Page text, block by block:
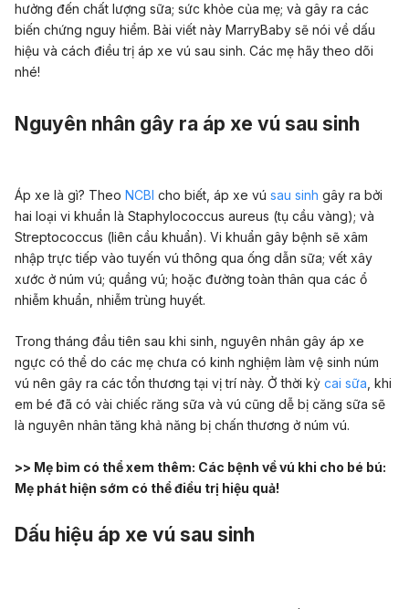
hưởng đến chất lượng sữa; sức khỏe của mẹ; và gây ra các
biến chứng nguy hiểm. Bài viết này MarryBaby sẽ nói về dấu
hiệu và cách điều trị áp xe vú sau sinh. Các mẹ hãy theo dõi
nhé!
Nguyên nhân gây ra áp xe vú sau sinh
Áp xe là gì? Theo NCBI cho biết, áp xe vú sau sinh gây ra bởi
hai loại vi khuẩn là Staphylococcus aureus (tụ cầu vàng); và
Streptococcus (liên cầu khuẩn). Vi khuẩn gây bệnh sẽ xâm
nhập trực tiếp vào tuyến vú thông qua ống dẫn sữa; vết xây
xước ở núm vú; quầng vú; hoặc đường toàn thân qua các ổ
nhiễm khuẩn, nhiễm trùng huyết.
Trong tháng đầu tiên sau khi sinh, nguyên nhân gây áp xe
ngực có thể do các mẹ chưa có kinh nghiệm làm vệ sinh núm
vú nên gây ra các tổn thương tại vị trí này. Ở thời kỳ cai sữa , khi
em bé đã có vài chiếc răng sữa và vú cũng dễ bị căng sữa sẽ
là nguyên nhân tăng khả năng bị chấn thương ở núm vú.
>> Mẹ bỉm có thể xem thêm: Các bệnh về vú khi cho bé bú:
Mẹ phát hiện sớm có thể điều trị hiệu quả!
Dấu hiệu áp xe vú sau sinh